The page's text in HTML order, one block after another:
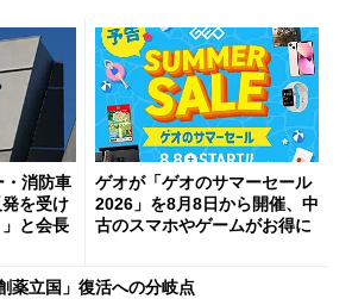
・消防車
を受け
」と会長
ゲオが「ゲオのサマーセール
2026」を8月8日から開催、中
古のスマホやゲームがお得に
創薬立国」復活への分岐点